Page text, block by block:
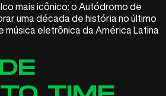
mais icônico: o Autódromo de
uma década de história no último
música eletrônica da América Latina